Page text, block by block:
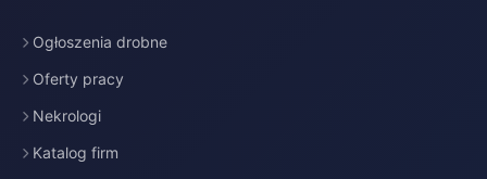
Ogłoszenia drobne
Oferty pracy
Nekrologi
Katalog firm